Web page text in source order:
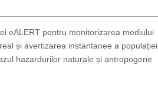
eALERT pentru monitorizarea mediului
și avertizarea instantanee a populației
hazardurilor naturale și antropogene